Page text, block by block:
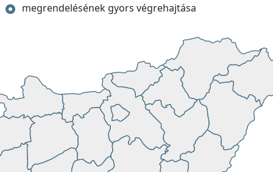
megrendelésének gyors végrehajtása